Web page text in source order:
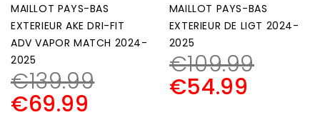
MAILLOT PAYS-BAS
EXTERIEUR AKE DRI-FIT
ADV VAPOR MATCH 2024-
2025
€139.99
€69.99
MAILLOT PAYS-BAS
EXTERIEUR DE LIGT 2024-
2025
€109.99
€54.99